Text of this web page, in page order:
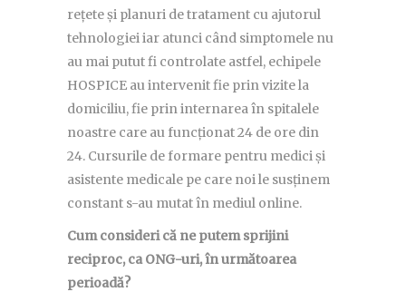
rețete și planuri de tratament cu ajutorul
tehnologiei iar atunci când simptomele nu
au mai putut fi controlate astfel, echipele
HOSPICE au intervenit fie prin vizite la
domiciliu, fie prin internarea în spitalele
noastre care au funcționat 24 de ore din
24. Cursurile de formare pentru medici și
asistente medicale pe care noi le susținem
constant s-au mutat în mediul online.
Cum consideri că ne putem sprijini
reciproc, ca ONG-uri, în următoarea
perioadă?